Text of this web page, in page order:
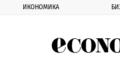
ИКОНОМИКА